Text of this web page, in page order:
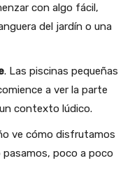
con algo fácil,
del jardín o una
. Las piscinas pequeñas
a ver la parte
contexto lúdico.
ve cómo disfrutamos
pasamos, poco a poco